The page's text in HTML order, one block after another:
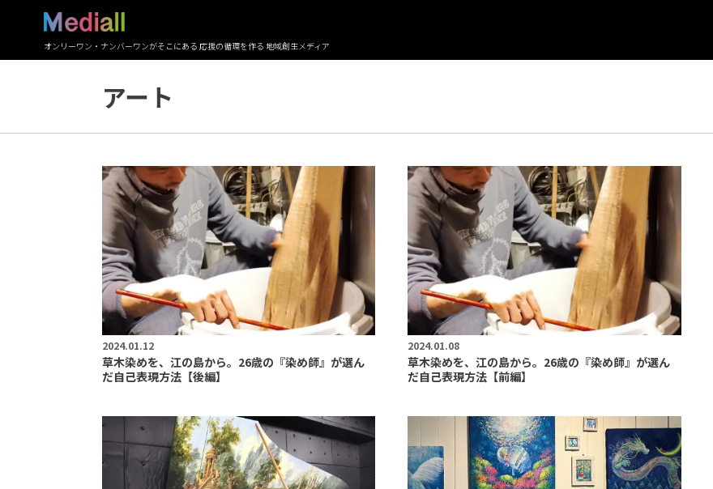
オンリーワン・ナンバーワンがそこにある 応援の循環を作る 地域創生メディア
アート
2024.01.12
草木染めを、江の島から。26歳の『染め師』が選ん
だ自己表現方法【後編】
2024.01.08
草木染めを、江の島から。26歳の『染め師』が選ん
だ自己表現方法【前編】